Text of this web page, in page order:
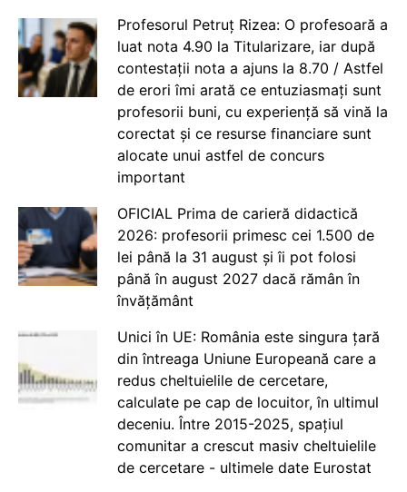
Profesorul Petruț Rizea: O profesoară a
luat nota 4.90 la Titularizare, iar după
contestații nota a ajuns la 8.70 / Astfel
de erori îmi arată ce entuziasmați sunt
profesorii buni, cu experiență să vină la
corectat și ce resurse financiare sunt
alocate unui astfel de concurs
important
OFICIAL Prima de carieră didactică
2026: profesorii primesc cei 1.500 de
lei până la 31 august și îi pot folosi
până în august 2027 dacă rămân în
învățământ
Unici în UE: România este singura țară
din întreaga Uniune Europeană care a
redus cheltuielile de cercetare,
calculate pe cap de locuitor, în ultimul
deceniu. Între 2015-2025, spațiul
comunitar a crescut masiv cheltuielile
de cercetare - ultimele date Eurostat